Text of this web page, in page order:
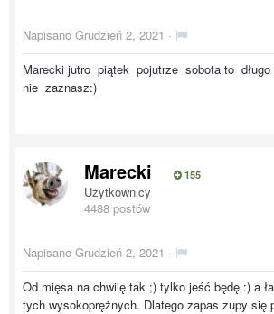
Napisano Grudzień 2, 2021 ·
Marecki jutro piątek pojutrze sobota to
nie zaznasz:)
Marecki 155
Użytkownicy
4488 postów
Napisano Grudzień 2, 2021 ·
Od mięsa na chwilę tak ;) tylko jeść będę :) a
tych wysokoprężnych. Dlatego zapas zupy się